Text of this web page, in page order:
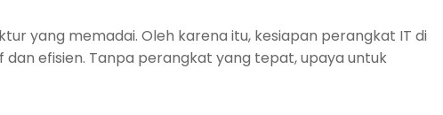
yang memadai. Oleh karena itu, kesiapan perangkat IT di
efisien. Tanpa perangkat yang tepat, upaya untuk